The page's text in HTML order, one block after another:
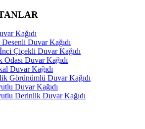
Kağıdı
Duvar Kağıdı
Çiçekli Duvar Kağıdı
Odası Duvar Kağıdı
Duvar Kağıdı
Görünümlü Duvar Kağıdı
Duvar Kağıdı
Derinlik Duvar Kağıdı